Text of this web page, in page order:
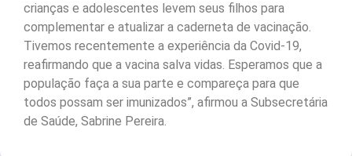
crianças e adolescentes levem seus filhos para
complementar e atualizar a caderneta de vacinação.
Tivemos recentemente a experiência da Covid-19,
reafirmando que a vacina salva vidas. Esperamos que a
população faça a sua parte e compareça para que
todos possam ser imunizados”, afirmou a Subsecretária
de Saúde, Sabrine Pereira.